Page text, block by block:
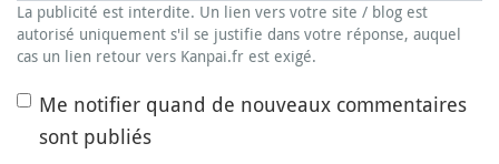
La publicité est interdite. Un lien vers votre site / blog est
autorisé uniquement s'il se justifie dans votre réponse, auquel
cas un lien retour vers Kanpai.fr est exigé.
Me notifier quand de nouveaux commentaires
sont publiés